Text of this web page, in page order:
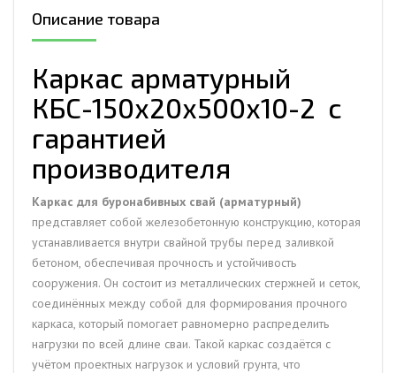
Описание товара
Каркас арматурный
КБС-150х20х500х10-2 с
гарантией
производителя
Каркас для буронабивных свай (арматурный)
представляет собой железобетонную конструкцию, которая
устанавливается внутри свайной трубы перед заливкой
бетоном, обеспечивая прочность и устойчивость
сооружения. Он состоит из металлических стержней и сеток,
соединённых между собой для формирования прочного
каркаса, который помогает равномерно распределить
нагрузки по всей длине сваи. Такой каркас создаётся с
учётом проектных нагрузок и условий грунта, что